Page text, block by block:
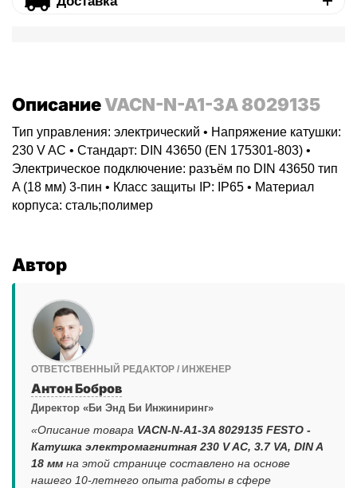
ОписаниеVACN-N-A1-3A 8029135
Тип управления: электрический • Напряжение катушки:
230 V AC • Стандарт: DIN 43650 (EN 175301-803) •
Электрическое подключение: разъём по DIN 43650 тип
A (18 мм) 3-пин • Класс защиты IP: IP65 • Материал
корпуса: сталь;полимер
Автор
ОТВЕТСТВЕННЫЙ РЕДАКТОР / ИНЖЕНЕР
Антон Бобров
Директор «Би Энд Би Инжиниринг»
«Описание товара VACN-N-A1-3A 8029135 FESTO -
Катушка электромагнитная 230 V AC, 3.7 VA, DIN A
18 мм на этой странице составлено на основе
нашего 10-летнего опыта работы в сфере